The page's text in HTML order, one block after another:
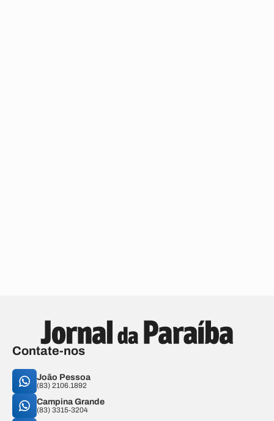
Contate-nos
João Pessoa
(83) 2106.1892
Campina Grande
(83) 3315-3204